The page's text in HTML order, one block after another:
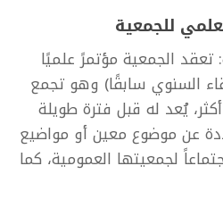
للجمعية
تعقد الجمعية مؤتمرً علميًا
السنوي سابقًا) وهو تجمع
يُعد له قبل فترة طويلة
عن موضوع معين أو مواضيع
لجمعيتها العمومية، كما